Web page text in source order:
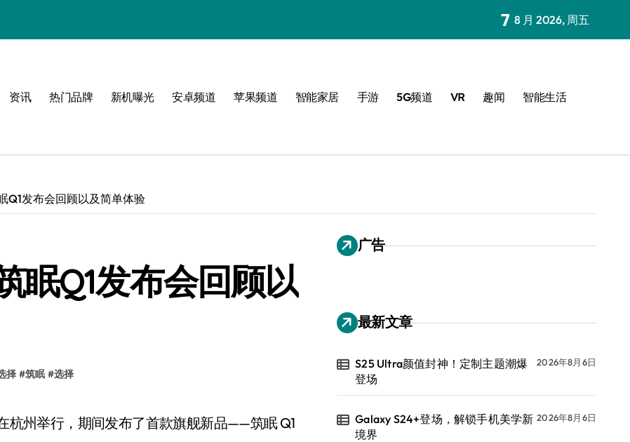
无限可能
7 8 月 2026, 周五
资讯 热门品牌 新机曝光 安卓频道 苹果频道 智能家居 手游 5G频道 VR 趣闻 智能生活
Q1发布会回顾以及简单体验
眠Q1发布会回顾以
择 #筑眠 #选择
广告
最新文章
S25 Ultra颜值封神！定制主题潮爆
登场
2026年8月6日
Galaxy S24+登场，解锁手机美学新
境界
2026年8月6日